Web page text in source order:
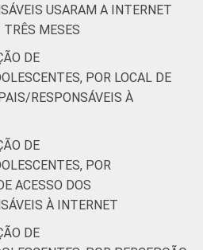
Mais de 1
SM até 2 SM
18
Mais de 2
SM até 3 SM
11 28
SM
AB
USARAM A INTERNET
MESES
DE
POR LOCAL DE
RESPONSÁVEIS À
DE
POR
ACESSO DOS
À INTERNET
DE